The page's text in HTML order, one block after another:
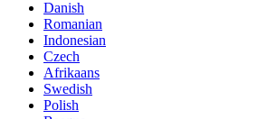
Danish
Romanian
Indonesian
Czech
Afrikaans
Swedish
Polish